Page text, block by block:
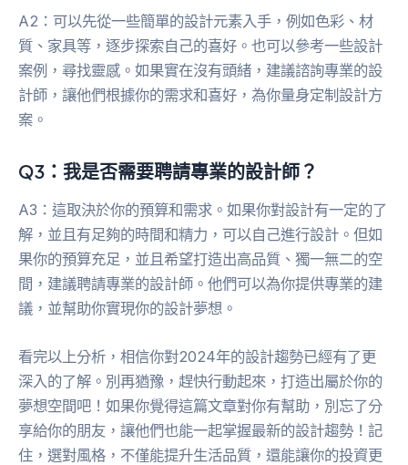
A2：可以先從一些簡單的設計元素入手，例如色彩、材
質、家具等，逐步探索自己的喜好。也可以參考一些設計
案例，尋找靈感。如果實在沒有頭緒，建議諮詢專業的設
計師，讓他們根據你的需求和喜好，為你量身定制設計方
案。
Q3：我是否需要聘請專業的設計師？
A3：這取決於你的預算和需求。如果你對設計有一定的了
解，並且有足夠的時間和精力，可以自己進行設計。但如
果你的預算充足，並且希望打造出高品質、獨一無二的空
間，建議聘請專業的設計師。他們可以為你提供專業的建
議，並幫助你實現你的設計夢想。
看完以上分析，相信你對2024年的設計趨勢已經有了更
深入的了解。別再猶豫，趕快行動起來，打造出屬於你的
夢想空間吧！如果你覺得這篇文章對你有幫助，別忘了分
享給你的朋友，讓他們也能一起掌握最新的設計趨勢！記
住，選對風格，不僅能提升生活品質，還能讓你的投資更